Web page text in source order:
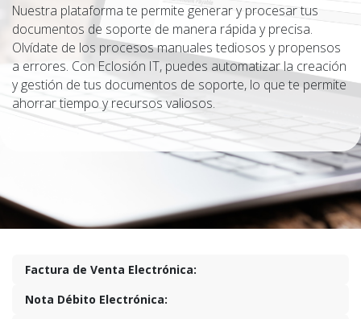
Nuestra plataforma te permite generar y procesar tus
documentos de soporte de manera rápida y precisa.
Olvídate de los procesos manuales tediosos y propensos
a errores. Con Eclosión IT, puedes automatizar la creación
y gestión de tus documentos de soporte, lo que te permite
ahorrar tiempo y recursos valiosos.
Factura de Venta Electrónica:
Nota Débito Electrónica: